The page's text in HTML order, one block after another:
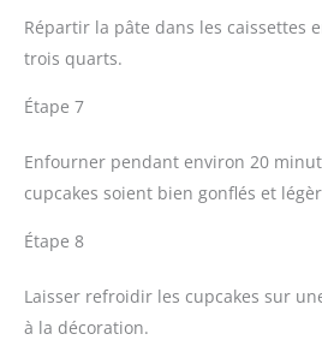
Répartir la pâte dans les caissettes
trois quarts.
Étape 7
Enfourner pendant environ 20
cupcakes soient bien gonflés et
Étape 8
Laisser refroidir les cupcakes sur
à la décoration.